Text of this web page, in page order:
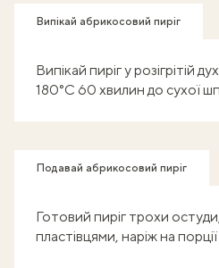
Випікай абрикосовий пиріг
Випікай пиріг у розігрітій
180°C 60 хвилин до сухої
Подавай абрикосовий пиріг
Готовий пиріг трохи
пластівцями, наріж на